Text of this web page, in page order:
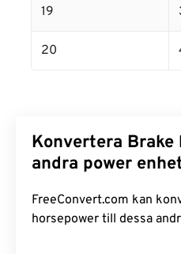
19
20
Konvertera
andra power
FreeConvert.com kan
horsepower till dessa